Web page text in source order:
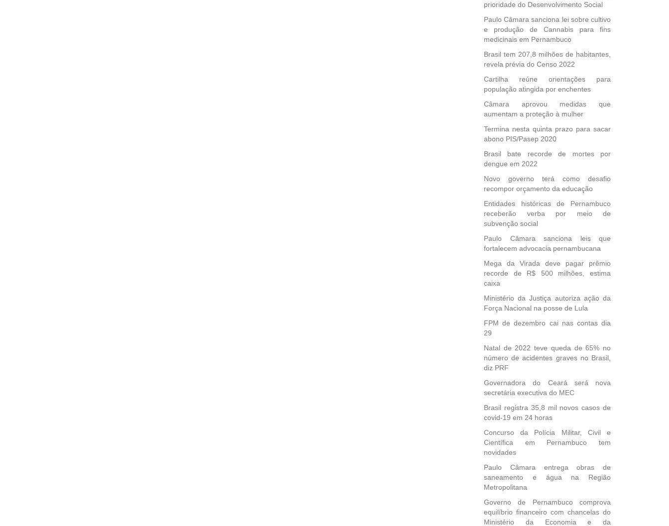
prioridade do Desenvolvimento Social
Paulo Câmara sanciona lei sobre cultivo
e produção de Cannabis para fins
medicinais em Pernambuco
Brasil tem 207,8 milhões de habitantes,
revela prévia do Censo 2022
Cartilha reúne orientações para
população atingida por enchentes
Câmara aprovou medidas que
aumentam a proteção à mulher
Termina nesta quinta prazo para sacar
abono PIS/Pasep 2020
Brasil bate recorde de mortes por
dengue em 2022
Novo governo terá como desafio
recompor orçamento da educação
Entidades históricas de Pernambuco
receberão verba por meio de
subvenção social
Paulo Câmara sanciona leis que
fortalecem advocacia pernambucana
Mega da Virada deve pagar prêmio
recorde de R$ 500 milhões, estima
caixa
Ministério da Justiça autoriza ação da
Força Nacional na posse de Lula
FPM de dezembro cai nas contas dia
29
Natal de 2022 teve queda de 65% no
número de acidentes graves no Brasil,
diz PRF
Governadora do Ceará será nova
secretária executiva do MEC
Brasil registra 35,8 mil novos casos de
covid-19 em 24 horas
Concurso da Polícia Militar, Civil e
Científica em Pernambuco tem
novidades
Paulo Câmara entrega obras de
saneamento e água na Região
Metropolitana
Governo de Pernambuco comprova
equilíbrio financeiro com chancelas do
Ministério da Economia e da